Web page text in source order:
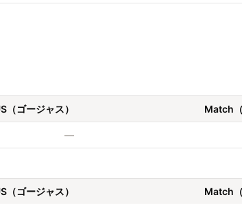
（ゴージャス） Match
—
（ゴージャス） Match